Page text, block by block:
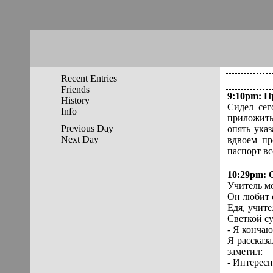
Recent Entries
Friends
History
Info
Previous Day
Next Day
9:10pm:
Сидел
опять
вдвоем
паспорт
10:29pm:
Учитель
Он любит
Едя,
Светкой
- Я
Я
заметил:
-